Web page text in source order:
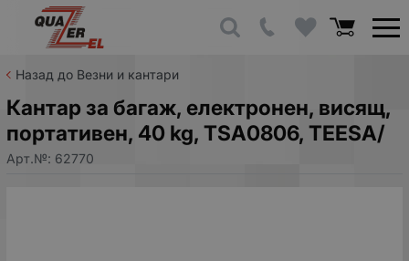
Назад до Везни и кантари
Кантар за багаж, електронен, висящ,
портативен, 40 kg, TSA0806, TEESA/
Арт.№: 62770